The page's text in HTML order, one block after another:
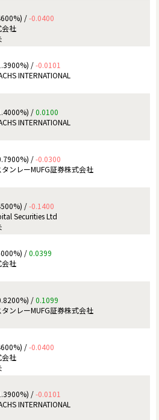
/-0.0400
会社
/-0.0101
INTERNATIONAL
/0.0100
INTERNATIONAL
/-0.0300
ンレーMUFG証券株式会社
/-0.1400
Securities Ltd
/0.0399
会社
/0.1099
ンレーMUFG証券株式会社
/-0.0400
会社
/-0.0101
INTERNATIONAL